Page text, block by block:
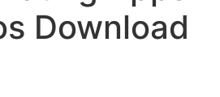
Download